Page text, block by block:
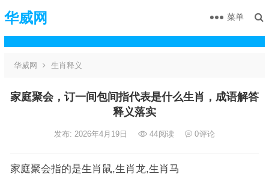
华威网 菜单
华威网 生肖释义
家庭聚会，订一间包间指代表是什么生肖，成语解答
释义落实
发布: 2026年4月19日 44阅读 0评论
家庭聚会指的是生肖鼠,生肖龙,生肖马